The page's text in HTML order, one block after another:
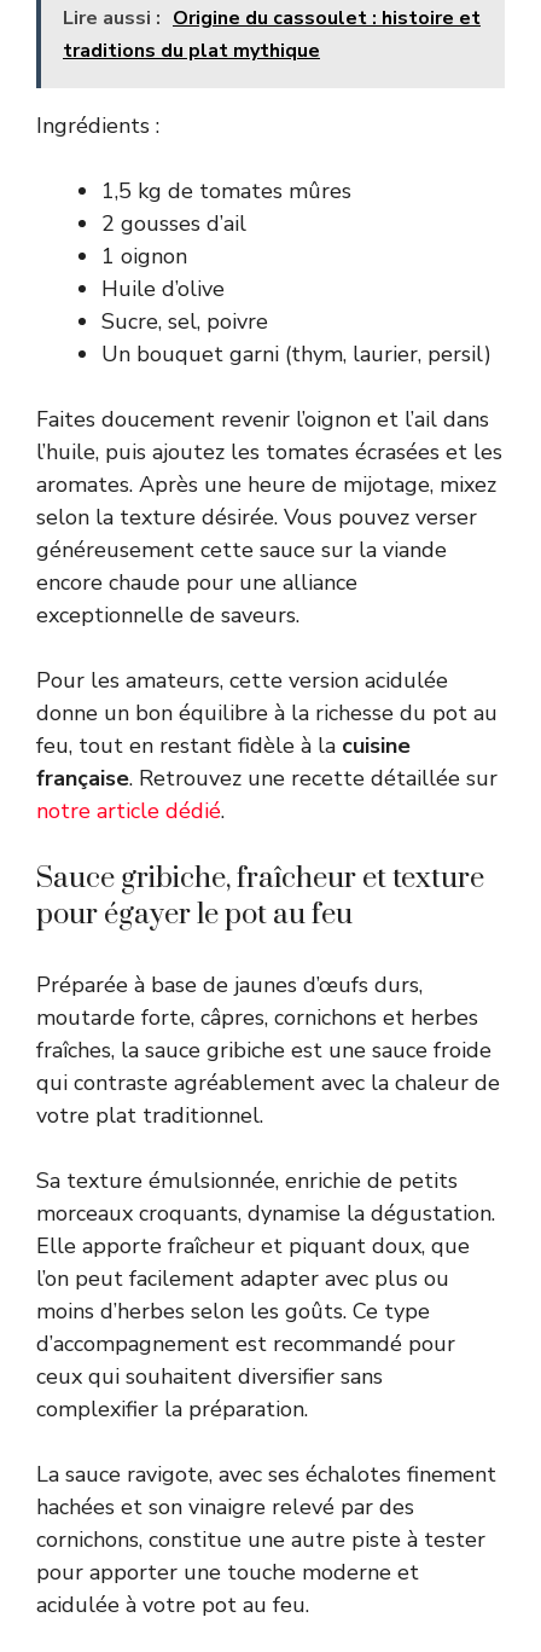
Lire aussi : Origine du cassoulet : histoire et
traditions du plat mythique
Ingrédients :
1,5 kg de tomates mûres
2 gousses d’ail
1 oignon
Huile d’olive
Sucre, sel, poivre
Un bouquet garni (thym, laurier, persil)
Faites doucement revenir l’oignon et l’ail dans
l’huile, puis ajoutez les tomates écrasées et les
aromates. Après une heure de mijotage, mixez
selon la texture désirée. Vous pouvez verser
généreusement cette sauce sur la viande
encore chaude pour une alliance
exceptionnelle de saveurs.
Pour les amateurs, cette version acidulée
donne un bon équilibre à la richesse du pot au
feu, tout en restant fidèle à la cuisine
française. Retrouvez une recette détaillée sur
notre article dédié.
Sauce gribiche, fraîcheur et texture
pour égayer le pot au feu
Préparée à base de jaunes d’œufs durs,
moutarde forte, câpres, cornichons et herbes
fraîches, la sauce gribiche est une sauce froide
qui contraste agréablement avec la chaleur de
votre plat traditionnel.
Sa texture émulsionnée, enrichie de petits
morceaux croquants, dynamise la dégustation.
Elle apporte fraîcheur et piquant doux, que
l’on peut facilement adapter avec plus ou
moins d’herbes selon les goûts. Ce type
d’accompagnement est recommandé pour
ceux qui souhaitent diversifier sans
complexifier la préparation.
La sauce ravigote, avec ses échalotes finement
hachées et son vinaigre relevé par des
cornichons, constitue une autre piste à tester
pour apporter une touche moderne et
acidulée à votre pot au feu.